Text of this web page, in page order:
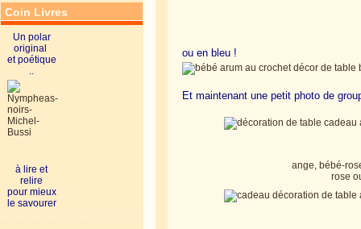
Coin Livres
Un polar
original
et poétique
..
à lire et
relire
pour mieux
le savourer
ou en bleu !
Et maintenant une petit photo de
ange, bébé-
rose